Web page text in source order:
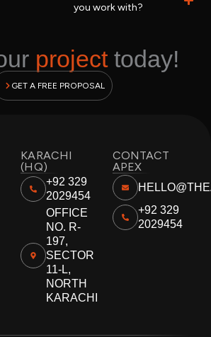
you work with?
projecttoday!
GET A FREE PROPOSAL
KARACHI
(HQ)
+92 329
2029454
OFFICE
NO. R-
197,
SECTOR
11-L,
NORTH
KARACHI
CONTACT
APEX
+92 329
2029454